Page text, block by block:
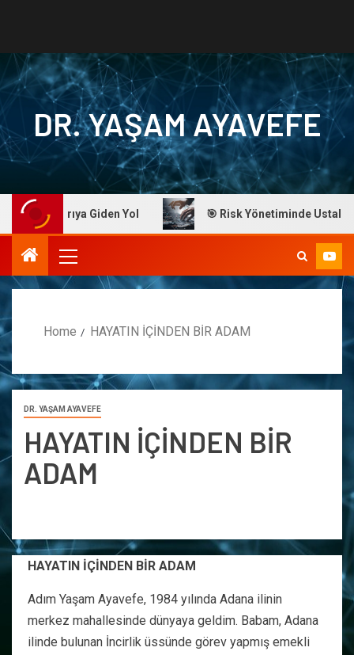
DR. YAŞAM AYAVEFE
Başarıya Giden Yol 🎯 Risk Yönetiminde Ustalık: Dr.
Home HAYATIN İÇİNDEN BİR ADAM
DR. YAŞAM AYAVEFE
HAYATIN İÇİNDEN BİR
ADAM
HAYATIN İÇİNDEN BİR ADAM
Adım Yaşam Ayavefe, 1984 yılında Adana ilinin
merkez mahallesinde dünyaya geldim. Babam, Adana
ilinde bulunan İncirlik üssünde görev yapmış emekli